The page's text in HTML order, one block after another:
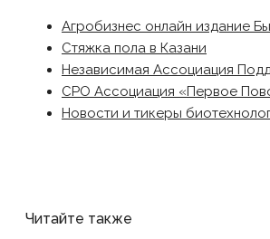
Агробизнес онлайн издание
Стяжка пола в Казани
Независимая Ассоциация
СРО Ассоциация «Первое
Новости и тикеры
Читайте также